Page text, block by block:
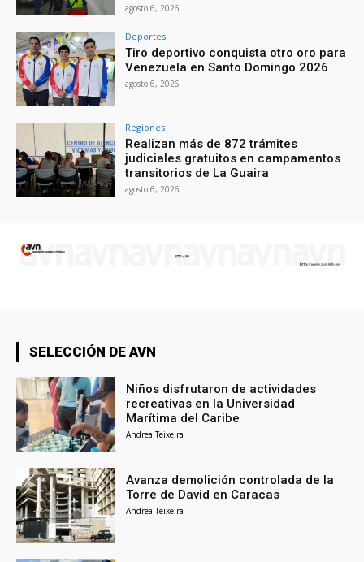
agosto 6, 2026
Deportes
Tiro deportivo conquista otro oro para
Venezuela en Santo Domingo 2026
agosto 6, 2026
Regiones
Realizan más de 872 trámites
judiciales gratuitos en campamentos
transitorios de La Guaira
agosto 6, 2026
SELECCIÓN DE AVN
Niños disfrutaron de actividades
recreativas en la Universidad
Marítima del Caribe
Andrea Teixeira
Avanza demolición controlada de la
Torre de David en Caracas
Andrea Teixeira